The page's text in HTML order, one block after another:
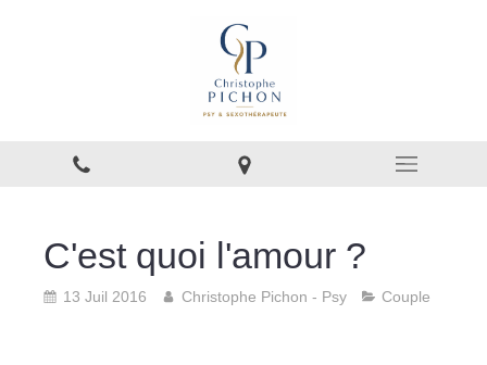
C'est quoi l'amour ?
13 Juil 2016 Christophe Pichon - Psy Couple